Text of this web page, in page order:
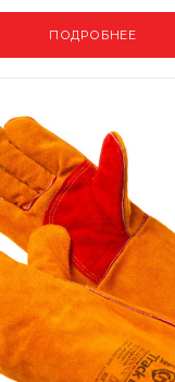
ПОДРОБНЕЕ